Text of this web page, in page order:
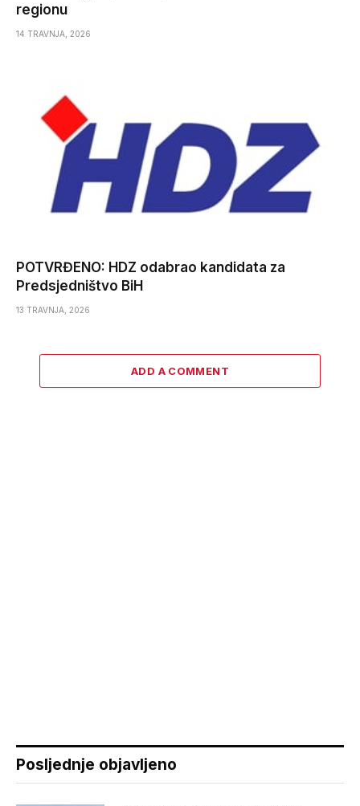
regionu
14 TRAVNJA, 2026
POTVRĐENO: HDZ odabrao kandidata za
Predsjedništvo BiH
13 TRAVNJA, 2026
ADD A COMMENT
Posljednje objavljeno